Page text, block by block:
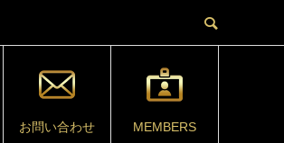
お問い合わせ MEMBERS